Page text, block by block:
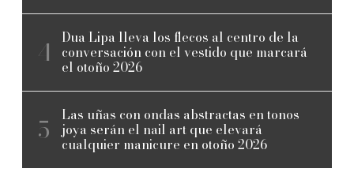
Dua Lipa lleva los flecos al centro de la
conversación con el vestido que marcará
el otoño 2026
Las uñas con ondas abstractas en tonos
joya serán el nail art que elevará
cualquier manicure en otoño 2026